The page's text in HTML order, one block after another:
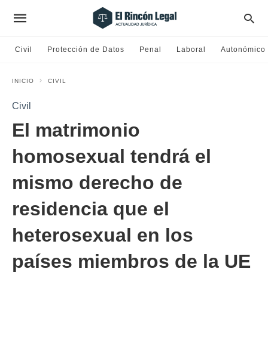
Civil Protección de Datos Penal Laboral Autonómico
INICIO CIVIL
Civil
El matrimonio
homosexual tendrá el
mismo derecho de
residencia que el
heterosexual en los
países miembros de la UE